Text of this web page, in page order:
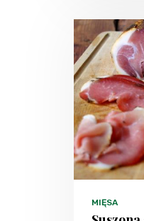
MIĘSA